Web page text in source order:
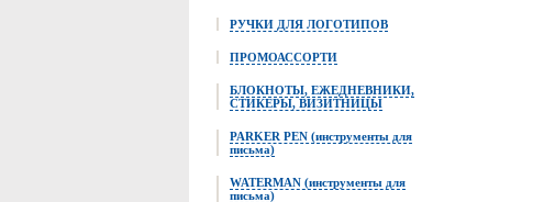
РУЧКИ ДЛЯ ЛОГОТИПОВ
ПРОМОАССОРТИ
БЛОКНОТЫ, ЕЖЕДНЕВНИКИ,
СТИКЕРЫ, ВИЗИТНИЦЫ
PARKER PEN (инструменты для
письма)
WATERMAN (инструменты для
письма)